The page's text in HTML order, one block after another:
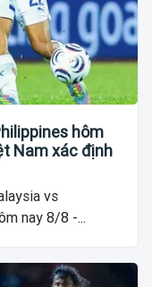
hôm
Nam xác định
vs
nay 8/8 -...